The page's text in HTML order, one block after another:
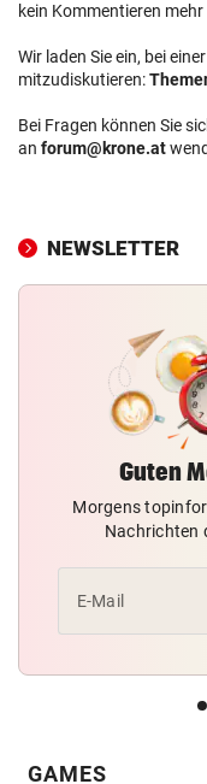
kein Kommentieren
Wir laden Sie ein, bei
mitzudiskutieren:
Bei Fragen können Sie
an forum@krone.at
NEWSLETTER
Guten
Morgens
Nachrichten
E-Mail
GAMES